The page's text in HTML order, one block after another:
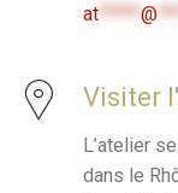
at*****@
Visiter
L’atelier
dans le